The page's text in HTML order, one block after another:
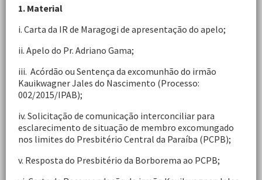
1. Material
i. Carta da IR de Maragogi de apresentação do apelo;
ii. Apelo do Pr. Adriano Gama;
iii. Acórdão ou Sentença da excomunhão do irmão
Kauikwagner Jales do Nascimento (Processo:
002/2015/IPAB);
iv. Solicitação de comunicação interconciliar para
esclarecimento de situação de membro excomungado
nos limites do Presbitério Central da Paraíba (PCPB);
v. Resposta do Presbitério da Borborema ao PCPB;